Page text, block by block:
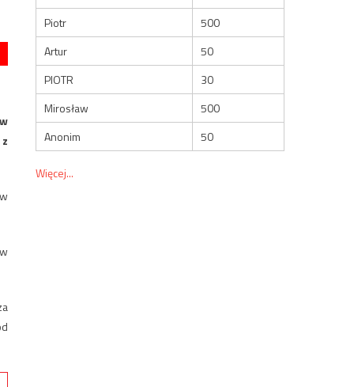
Piotr
500
Artur
50
PIOTR
30
Mirosław
500
Anonim
50
Więcej...